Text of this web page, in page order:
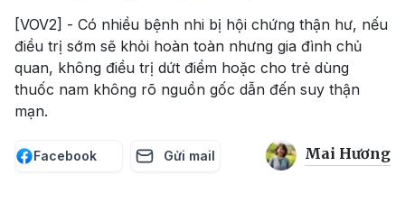
[VOV2] - Có nhiều bệnh nhi bị hội chứng thận hư, nếu
điều trị sớm sẽ khỏi hoàn toàn nhưng gia đình chủ
quan, không điều trị dứt điểm hoặc cho trẻ dùng
thuốc nam không rõ nguồn gốc dẫn đến suy thận
mạn.
Facebook Gửi mail Mai Hương